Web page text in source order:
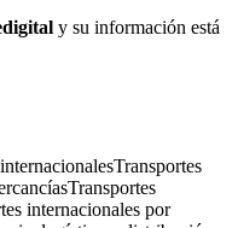
y su información está
Transportes
Transportes
internacionales por